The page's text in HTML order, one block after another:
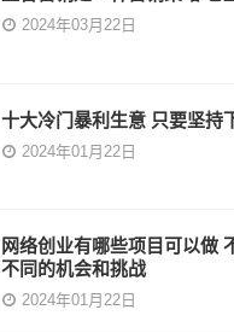
2024年03月22日
十大冷门暴利生意 只要坚持
2024年01月22日
网络创业有哪些项目可以做
不同的机会和挑战
2024年01月22日